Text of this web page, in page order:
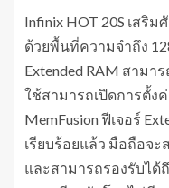
Infinix HOT 20S เสริม
ด้วยพื้นที่ความจำถึง
Extended RAM สามา
ใช้สามารถเปิดการตั้ง
MemFusion ฟีเจอร์
เรียบร้อยแล้ว มือถือจะ
และสามารถรองรับได้